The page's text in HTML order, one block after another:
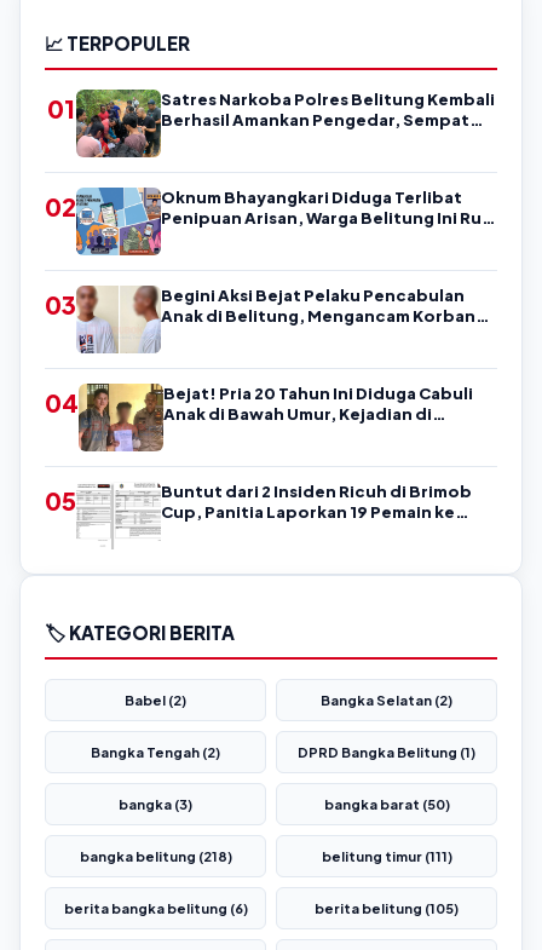
📈 TERPOPULER
01
Satres Narkoba Polres Belitung Kembali
Berhasil Amankan Pengedar, Sempat
02
Oknum Bhayangkari Diduga Terlibat
Penipuan Arisan, Warga Belitung Ini Rugi
03
Begini Aksi Bejat Pelaku Pencabulan
Anak di Belitung, Mengancam Korban
04
Bejat! Pria 20 Tahun Ini Diduga Cabuli
Anak di Bawah Umur, Kejadian di
05
Buntut dari 2 Insiden Ricuh di Brimob
Cup, Panitia Laporkan 19 Pemain ke
🏷️ KATEGORI BERITA
Babel (2) Bangka Selatan (2)
Bangka Tengah (2) DPRD Bangka Belitung (1)
bangka (3) bangka barat (50)
bangka belitung (218) belitung timur (111)
berita bangka belitung (6) berita belitung (105)